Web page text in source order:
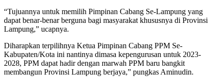
“Tujuannya untuk memilih Pimpinan Cabang Se-Lampung yang
dapat benar-benar berguna bagi masyarakat khususnya di Provinsi
Lampung,” ucapnya.
Diharapkan terpilihnya Ketua Pimpinan Cabang PPM Se-
Kabupaten/Kota ini nantinya dimasa kepengurusan untuk 2023-
2028, PPM dapat hadir dengan marwah PPM baru bangkit
membangun Provinsi Lampung berjaya,” pungkas Aminudin.